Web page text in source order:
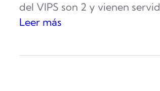
del VIPS son 2 y vienen
Leer más
u